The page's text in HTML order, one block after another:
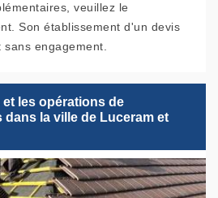
veuillez le
Son établissement d'un devis
engagement.
les opérations de
la ville de Luceram et